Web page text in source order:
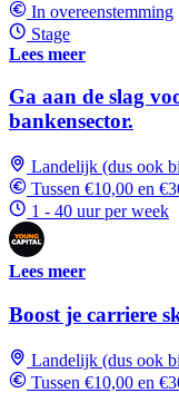
In overeenstemming
Stage
Lees meer
Ga aan de slag
bankensector.
Landelijk (dus ook
Tussen €10,00 en
1 - 40 uur per week
Lees meer
Boost je carriere
Landelijk (dus ook
Tussen €10,00 en